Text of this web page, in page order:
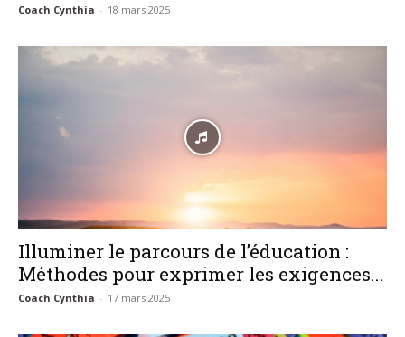
Coach Cynthia - 18 mars 2025
Illuminer le parcours de l’éducation :
Méthodes pour exprimer les exigences...
Coach Cynthia - 17 mars 2025